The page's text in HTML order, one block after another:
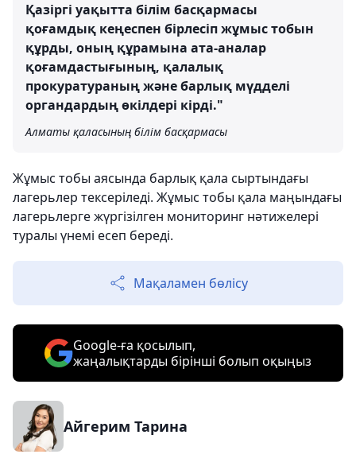
Қазіргі уақытта білім басқармасы
қоғамдық кеңеспен бірлесіп жұмыс тобын
құрды, оның құрамына ата-аналар
қоғамдастығының, қалалық
прокуратураның және барлық мүдделі
органдардың өкілдері кірді."
Алматы қаласының білім басқармасы
Жұмыс тобы аясында барлық қала сыртындағы
лагерьлер тексеріледі. Жұмыс тобы қала маңындағы
лагерьлерге жүргізілген мониторинг нәтижелері
туралы үнемі есеп береді.
Мақаламен бөлісу
Google-ға қосылып,
жаңалықтарды бірінші болып оқыңыз
Айгерим Тарина